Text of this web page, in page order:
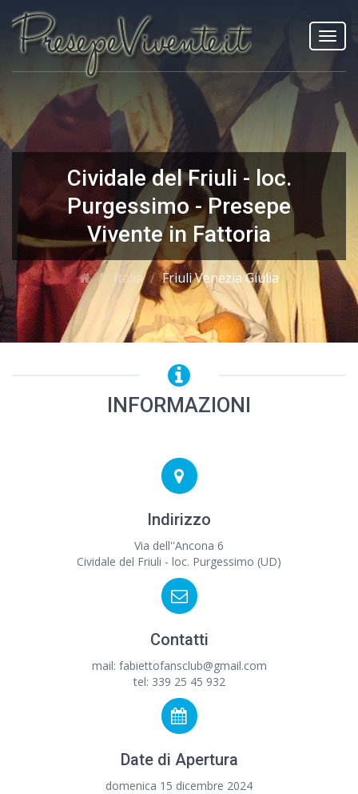
Cividale del Friuli - loc.
Purgessimo - Presepe
Vivente in Fattoria
Italia Friuli Venezia Giulia
INFORMAZIONI
Indirizzo
Via dell''Ancona 6
Cividale del Friuli - loc. Purgessimo (UD)
Contatti
mail: fabiettofansclub@gmail.com
tel: 339 25 45 932
Date di Apertura
domenica 15 dicembre 2024